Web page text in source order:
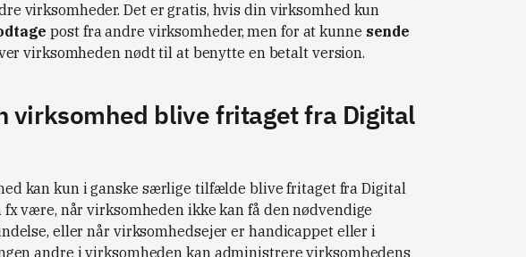
virksomheder. Det er gratis, hvis din virksomhed kun
post fra andre virksomheder, men for at kunne sende
virksomheden nødt til at benytte en betalt version.
virksomhed blive fritaget fra Digital
kan kun i ganske særlige tilfælde blive fritaget fra Digital
fx være, når virksomheden ikke kan få den nødvendige
eller når virksomhedsejer er handicappet eller i
andre i virksomheden kan administrere virksomhedens